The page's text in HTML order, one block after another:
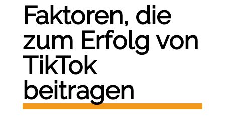
Faktoren, die
zum Erfolg von
TikTok
beitragen